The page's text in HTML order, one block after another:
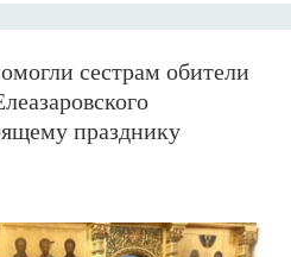
сестрам обители
празднику